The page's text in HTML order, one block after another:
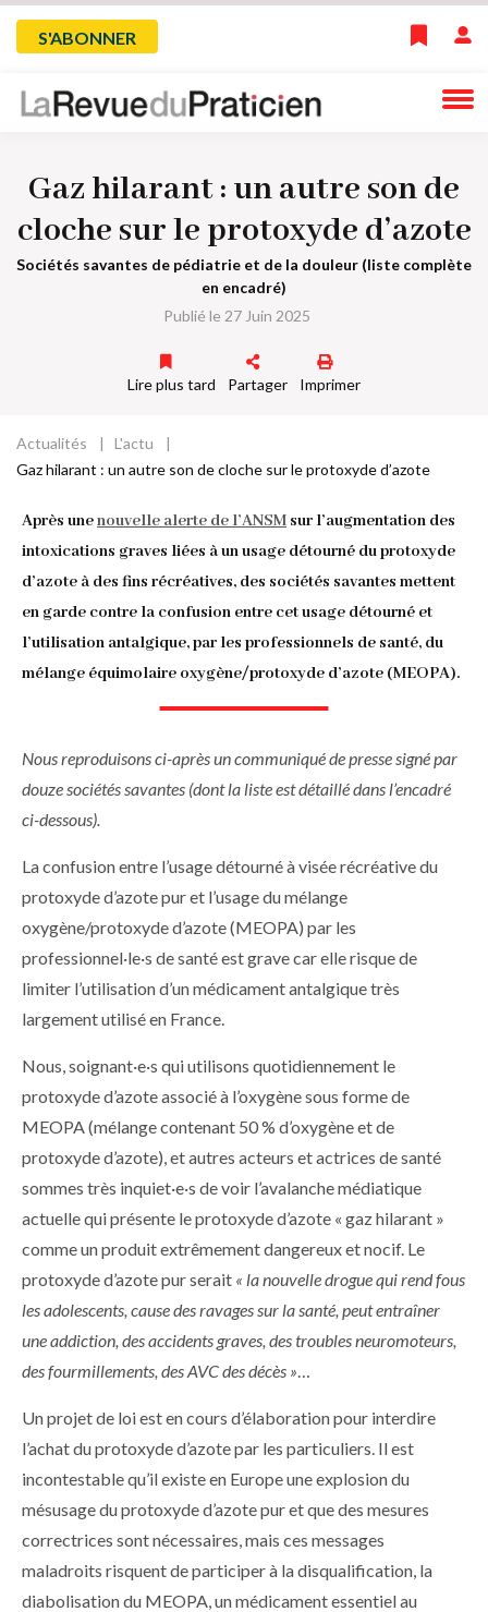
Skip
navigation
Menu
du
de
l'utilisateur
S'ABONNER
Gaz hilarant : un autre son de
cloche sur le protoxyde d’azote
Sociétés savantes de pédiatrie et de la douleur (liste complète
en encadré)
Publié le 27 Juin 2025
Lire plus tard Partager Imprimer
Fil
d'Ariane
Actualités
L'actu
Gaz hilarant : un autre son de cloche sur le protoxyde d’azote
Après unenouvelle alerte de l’ANSM sur l’augmentation des
intoxications graves liées à un usage détourné du protoxyde
d’azote à des fins récréatives, des sociétés savantes mettent
en garde contre la confusion entre cet usage détourné et
l’utilisation antalgique, par les professionnels de santé, du
mélange équimolaire oxygène/protoxyde d’azote (MEOPA).
Nous reproduisons ci-après un communiqué de presse signé par
douze sociétés savantes (dont la liste est détaillé dans l’encadré
ci-dessous).
La confusion entre l’usage détourné à visée récréative du
protoxyde d’azote pur et l’usage du mélange
oxygène/protoxyde d’azote (MEOPA) par les
professionnel·le·s de santé est grave car elle risque de
limiter l’utilisation d’un médicament antalgique très
largement utilisé en France.
Nous, soignant·e·s qui utilisons quotidiennement le
protoxyde d’azote associé à l’oxygène sous forme de
MEOPA (mélange contenant 50 % d’oxygène et de
protoxyde d’azote), et autres acteurs et actrices de santé
sommes très inquiet·e·s de voir l’avalanche médiatique
actuelle qui présente le protoxyde d’azote « gaz hilarant »
comme un produit extrêmement dangereux et nocif. Le
protoxyde d’azote pur serait « la nouvelle drogue qui rend fous
les adolescents, cause des ravages sur la santé, peut entraîner
une addiction, des accidents graves, des troubles neuromoteurs,
des fourmillements, des AVC des décès »…
Un projet de loi est en cours d’élaboration pour interdire
l’achat du protoxyde d’azote par les particuliers. Il est
incontestable qu’il existe en Europe une explosion du
mésusage du protoxyde d’azote pur et que des mesures
correctrices sont nécessaires, mais ces messages
maladroits risquent de participer à la disqualification, la
diabolisation du MEOPA, un médicament essentiel au